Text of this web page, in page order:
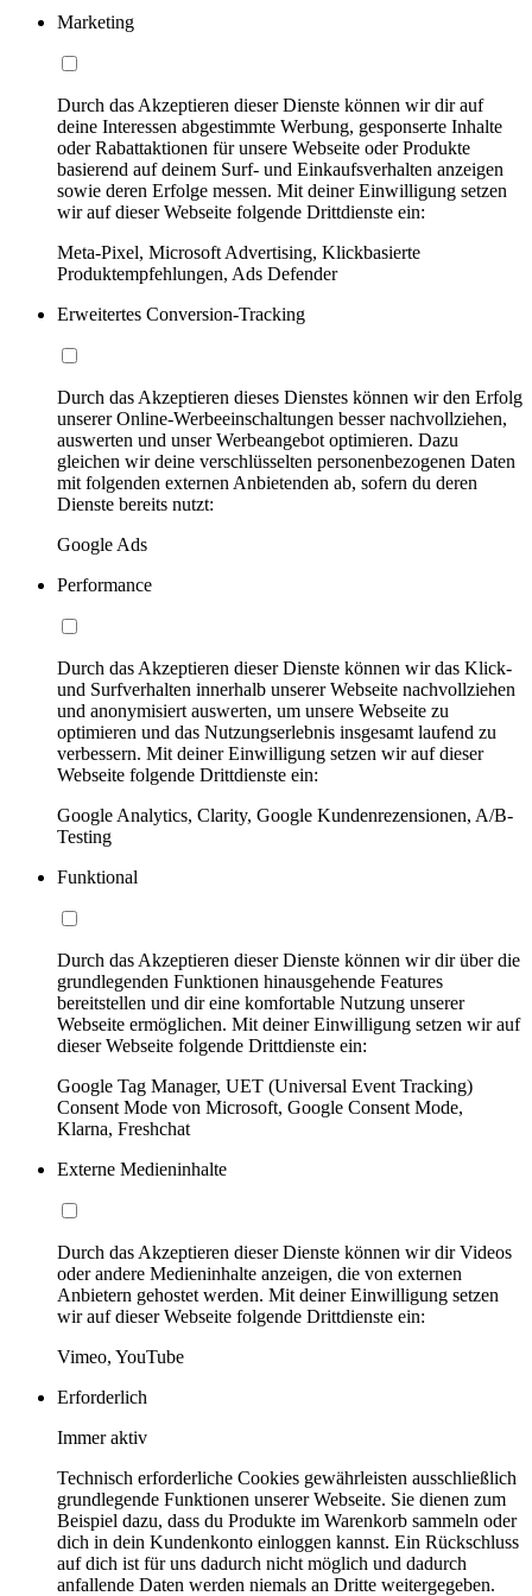
Marketing
Durch das Akzeptieren dieser Dienste können wir dir auf
deine Interessen abgestimmte Werbung, gesponserte Inhalte
oder Rabattaktionen für unsere Webseite oder Produkte
basierend auf deinem Surf- und Einkaufsverhalten anzeigen
sowie deren Erfolge messen. Mit deiner Einwilligung setzen
wir auf dieser Webseite folgende Drittdienste ein:
Meta-Pixel, Microsoft Advertising, Klickbasierte
Produktempfehlungen, Ads Defender
Erweitertes Conversion-Tracking
Durch das Akzeptieren dieses Dienstes können wir den Erfolg
unserer Online-Werbeeinschaltungen besser nachvollziehen,
auswerten und unser Werbeangebot optimieren. Dazu
gleichen wir deine verschlüsselten personenbezogenen Daten
mit folgenden externen Anbietenden ab, sofern du deren
Dienste bereits nutzt:
Google Ads
Performance
Durch das Akzeptieren dieser Dienste können wir das Klick-
und Surfverhalten innerhalb unserer Webseite nachvollziehen
und anonymisiert auswerten, um unsere Webseite zu
optimieren und das Nutzungserlebnis insgesamt laufend zu
verbessern. Mit deiner Einwilligung setzen wir auf dieser
Webseite folgende Drittdienste ein:
Google Analytics, Clarity, Google Kundenrezensionen, A/B-
Testing
Funktional
Durch das Akzeptieren dieser Dienste können wir dir über die
grundlegenden Funktionen hinausgehende Features
bereitstellen und dir eine komfortable Nutzung unserer
Webseite ermöglichen. Mit deiner Einwilligung setzen wir auf
dieser Webseite folgende Drittdienste ein:
Google Tag Manager, UET (Universal Event Tracking)
Consent Mode von Microsoft, Google Consent Mode,
Klarna, Freshchat
Externe Medieninhalte
Durch das Akzeptieren dieser Dienste können wir dir Videos
oder andere Medieninhalte anzeigen, die von externen
Anbietern gehostet werden. Mit deiner Einwilligung setzen
wir auf dieser Webseite folgende Drittdienste ein:
Vimeo, YouTube
Erforderlich
Immer aktiv
Technisch erforderliche Cookies gewährleisten ausschließlich
grundlegende Funktionen unserer Webseite. Sie dienen zum
Beispiel dazu, dass du Produkte im Warenkorb sammeln oder
dich in dein Kundenkonto einloggen kannst. Ein Rückschluss
auf dich ist für uns dadurch nicht möglich und dadurch
anfallende Daten werden niemals an Dritte weitergegeben.